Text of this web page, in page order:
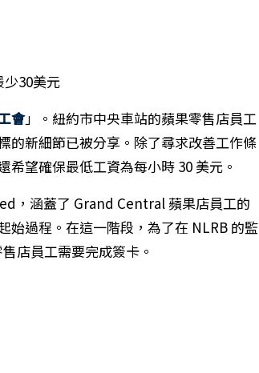
會」。紐約市中央車站的蘋果零售店員工
的新細節已被分享。除了尋求改善工作條
望確保最低工資為每小時 30 美元。
，涵蓋了 Grand Central 蘋果店員工的
始過程。在這一階段，為了在 NLRB 的監
店員工需要完成簽卡。